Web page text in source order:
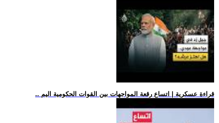
.. قراءة عسكرية | اتساع رقعة المواجهات بين القوات الحكومية اليم